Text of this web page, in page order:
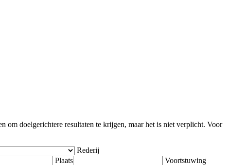
om doelgerichtere resultaten te krijgen, maar het is niet verplicht. Voor
Rederij
Plaats
Voortstuwing